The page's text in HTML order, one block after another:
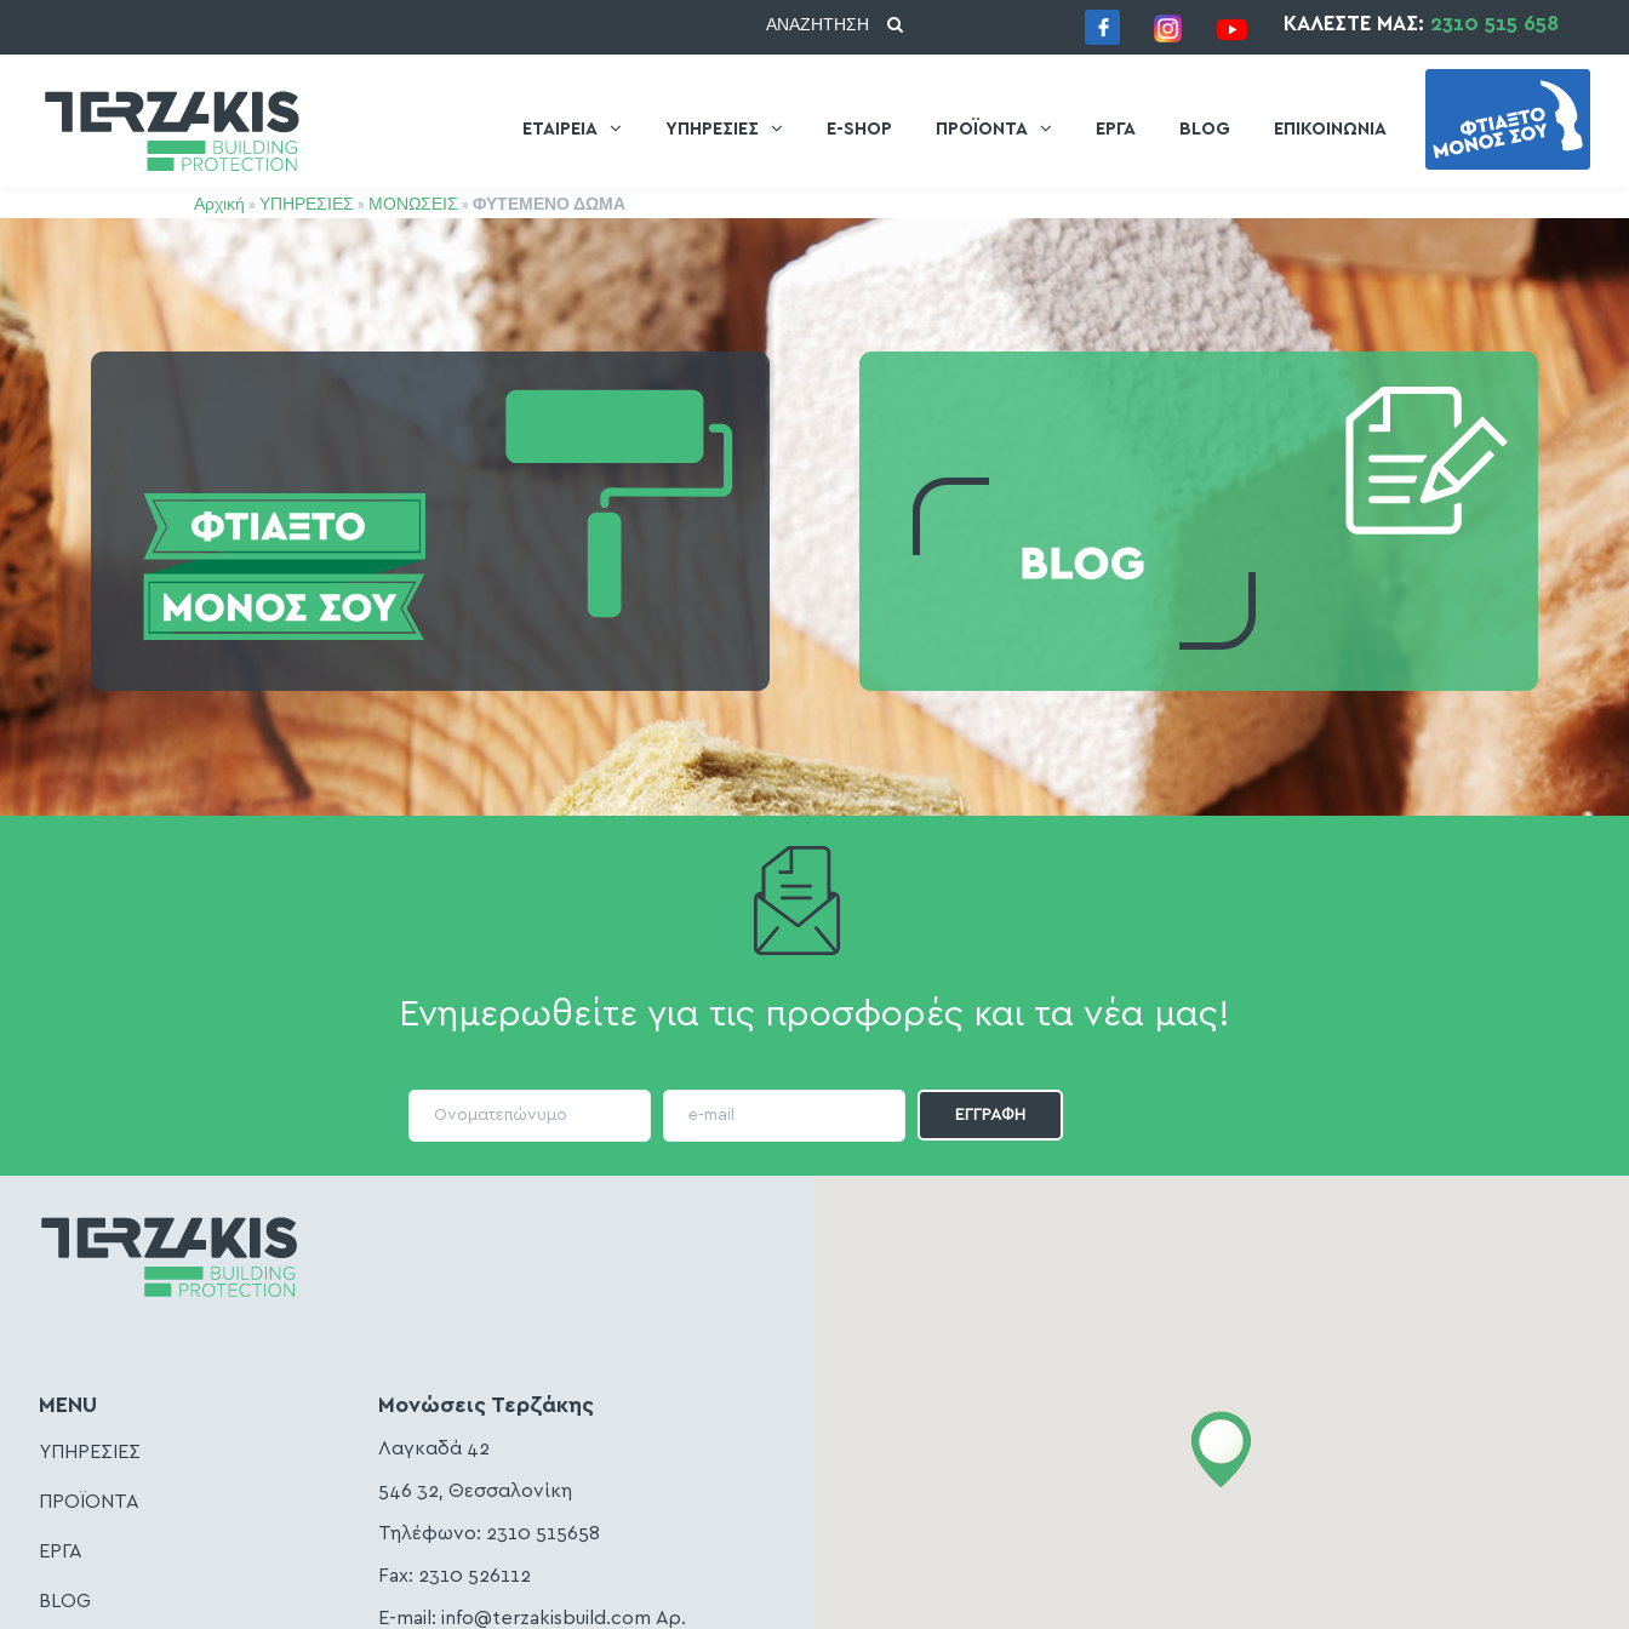
ΚΑΛΕΣΤΕ ΜΑΣ: 2310 515 658
ΑΝΑΖΗΤΗΣΗ
ΕΤΑΙΡΕΙΑ ΥΠΗΡΕΣΙΕΣ E-SHOP ΠΡΟΪΟΝΤΑ ΕΡΓΑ BLOG ΕΠΙΚΟΙΝΩΝΙΑ
Αρχική » ΥΠΗΡΕΣΙΕΣ » ΜΟΝΩΣΕΙΣ » ΦΥΤΕΜΕΝΟ ΔΩΜΑ
Ενημερωθείτε για τις προσφορές και τα νέα μας!
MENU
ΥΠΗΡΕΣΙΕΣ
ΠΡΟΪΟΝΤΑ
ΕΡΓΑ
BLOG
Μονώσεις Τερζάκης
Λαγκαδά 42
546 32, Θεσσαλονίκη
Τηλέφωνο: 2310 515658
Fax: 2310 526112
E-mail: info@terzakisbuild.com Αρ.